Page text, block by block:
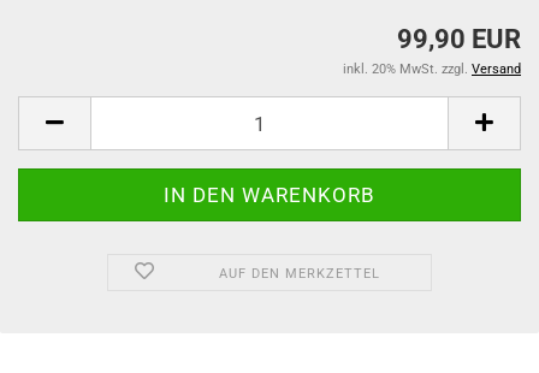
99,90 EUR
inkl. 20% MwSt. zzgl. Versand
AUF DEN MERKZETTEL